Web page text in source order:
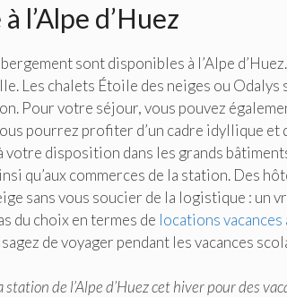
l’Alpe d’Huez
sont disponibles à l’Alpe
Les chalets Étoile des neiges ou
Pour votre séjour, vous pouvez
pourrez profiter d’un cadre idyllique et
votre disposition dans les grands
qu’aux commerces de la station. Des
sans vous soucier de la logistique : un
du choix en termes de locations vacances
de voyager pendant les vacances
de l’Alpe d’Huez cet hiver pour des